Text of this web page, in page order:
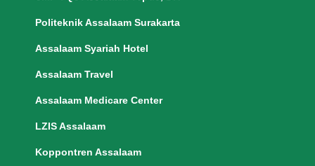
Politeknik Assalaam Surakarta
Assalaam Syariah Hotel
Assalaam Travel
Assalaam Medicare Center
LZIS Assalaam
Koppontren Assalaam